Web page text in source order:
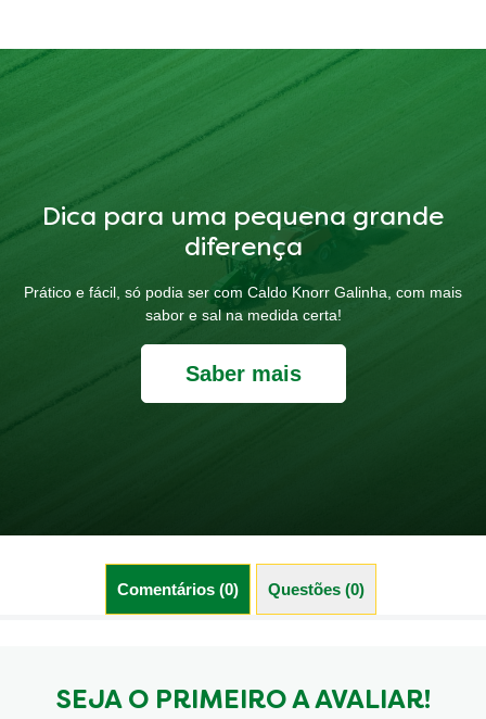
Dica para uma pequena grande
diferença
Prático e fácil, só podia ser com Caldo Knorr Galinha, com mais
sabor e sal na medida certa!
Saber mais
Comentários (0) Questões (0)
SEJA O PRIMEIRO A AVALIAR!